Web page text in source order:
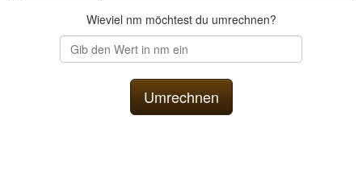
Wieviel nm möchtest du umrechnen?